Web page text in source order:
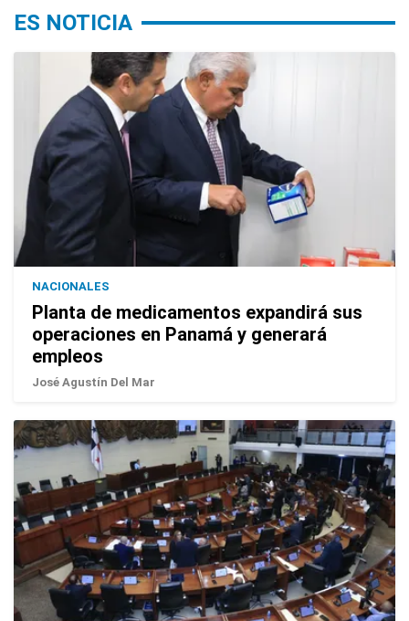
ES NOTICIA
NACIONALES
Planta de medicamentos expandirá sus
operaciones en Panamá y generará
empleos
José Agustín Del Mar